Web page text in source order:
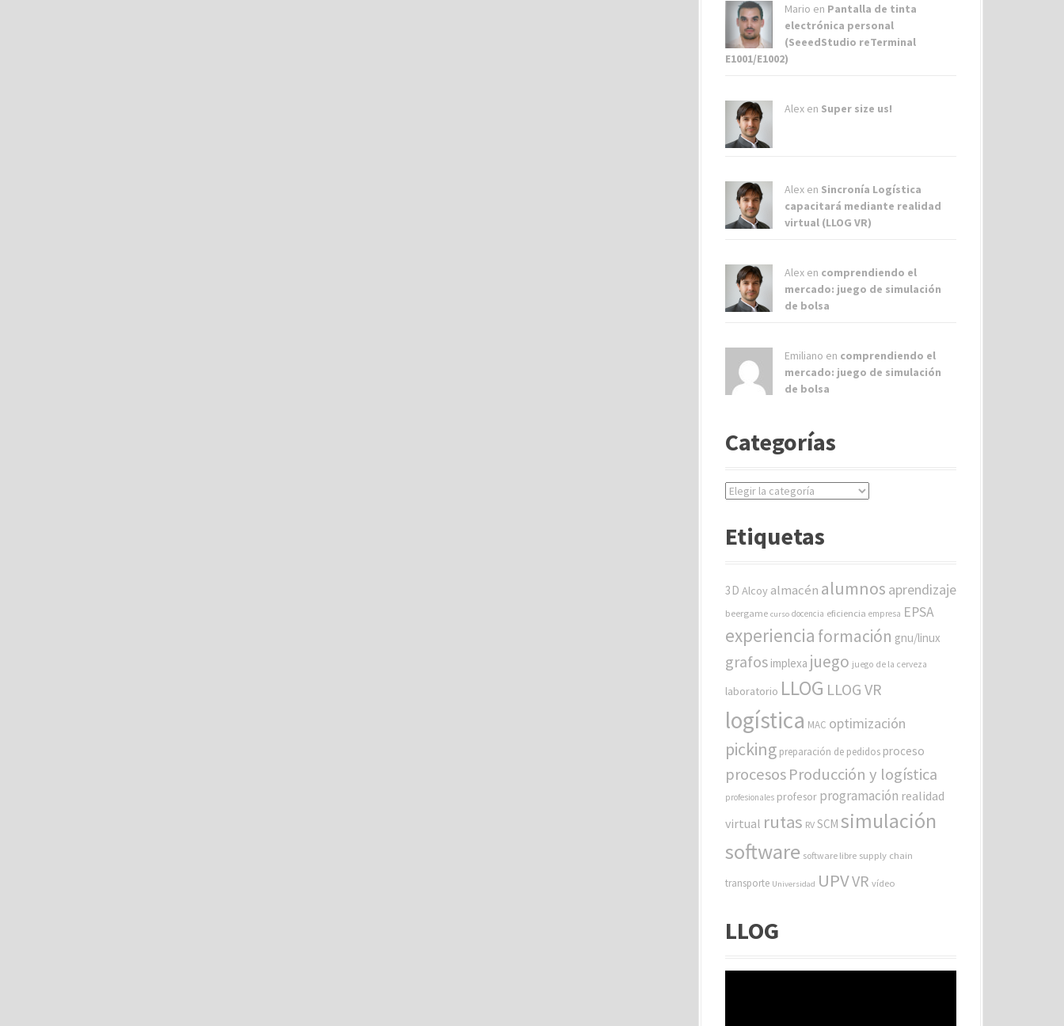
Mario en Pantalla de tinta
electrónica personal
(SeeedStudio reTerminal
E1001/E1002)
Alex en Super size us!
Alex en Sincronía Logística
capacitará mediante realidad
virtual (LLOG VR)
Alex en comprendiendo el
mercado: juego de simulación
de bolsa
Emiliano en comprendiendo el
mercado: juego de simulación
de bolsa
Categorías
C
e
r
s
Etiquetas
3D Alcoy almacén alumnos aprendizaje
beergame curso docencia eficiencia empresa EPSA
experiencia formación gnu/linux
grafos implexa juego juego de la cerveza
laboratorio LLOG LLOG VR
logística MAC optimización
picking preparación de pedidos proceso
procesosProducción y logística
profesionales profesor programación realidad
virtual rutas RV SCM simulación
software software libre supply chain
transporte Universidad UPVVR vídeo
LLOG